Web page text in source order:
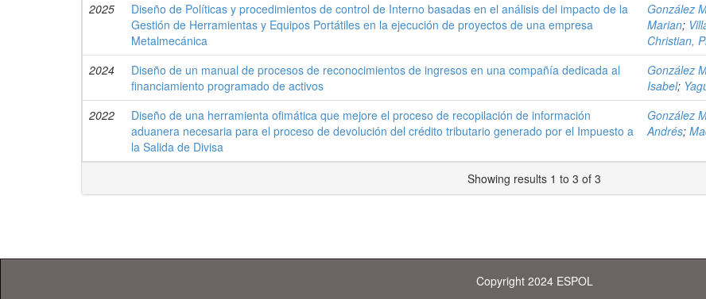
2025
Diseño de Políticas y procedimientos de control de Interno basadas en el análisis del impacto de la
Gestión de Herramientas y Equipos Portátiles en la ejecución de proyectos de una empresa
Metalmecánica
González
Marian;
Christian,
2024
Diseño de un manual de procesos de reconocimientos de ingresos en una compañía dedicada al
financiamiento programado de activos
González
Isabel;
2022
Diseño de una herramienta ofimática que mejore el proceso de recopilación de información
aduanera necesaria para el proceso de devolución del crédito tributario generado por el Impuesto a
la Salida de Divisa
González
Andrés;
Showing results 1 to 3 of 3
Copyright 2024 ESPOL